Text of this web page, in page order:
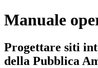
Manuale
Progettare siti
della Pubblica